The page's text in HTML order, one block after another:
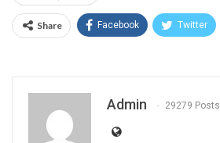
Share Facebook Twitter
Admin 29279 Posts